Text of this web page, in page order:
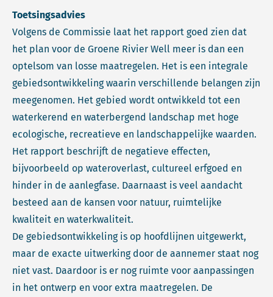
Toetsingsadvies
Volgens de Commissie laat het rapport goed zien dat
het plan voor de Groene Rivier Well meer is dan een
optelsom van losse maatregelen. Het is een integrale
gebiedsontwikkeling waarin verschillende belangen zijn
meegenomen. Het gebied wordt ontwikkeld tot een
waterkerend en waterbergend landschap met hoge
ecologische, recreatieve en landschappelijke waarden.
Het rapport beschrijft de negatieve effecten,
bijvoorbeeld op wateroverlast, cultureel erfgoed en
hinder in de aanlegfase. Daarnaast is veel aandacht
besteed aan de kansen voor natuur, ruimtelijke
kwaliteit en waterkwaliteit.
De gebiedsontwikkeling is op hoofdlijnen uitgewerkt,
maar de exacte uitwerking door de aannemer staat nog
niet vast. Daardoor is er nog ruimte voor aanpassingen
in het ontwerp en voor extra maatregelen. De